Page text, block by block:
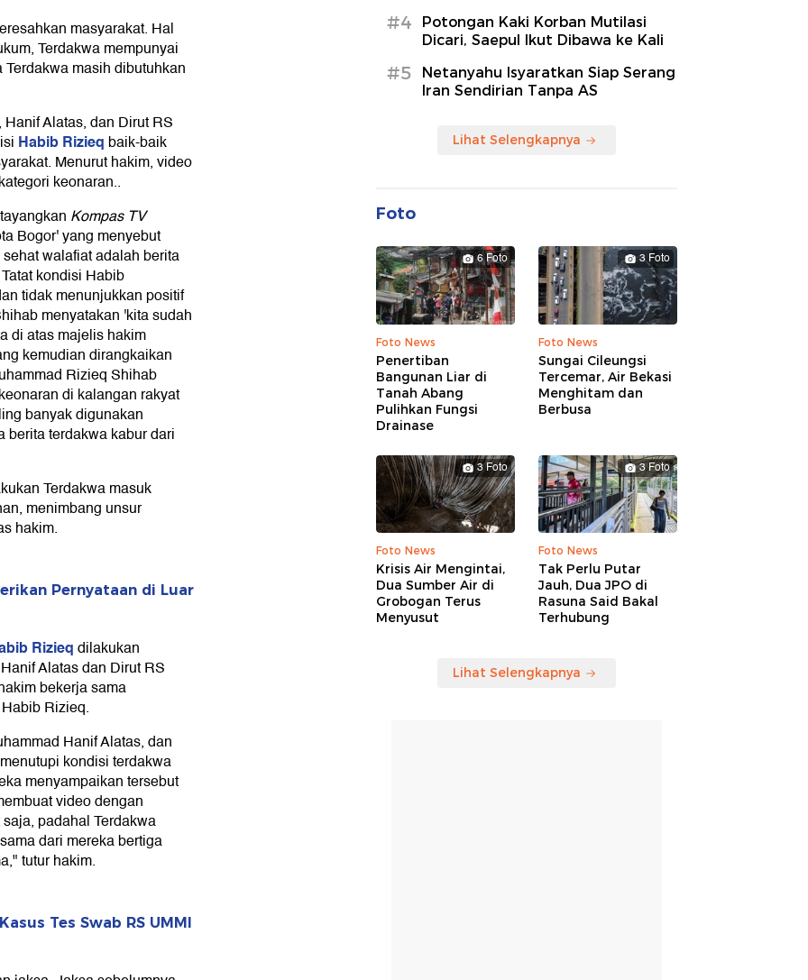
masyarakat. Hal
Terdakwa mempunyai
masih dibutuhkan
Alatas, dan Dirut RS
Habib Rizieq baik-baik
Menurut hakim, video
keonaran..
Kompas TV
Bogor' yang menyebut
walafiat adalah berita
kondisi Habib
tidak menunjukkan positif
menyatakan 'kita sudah
di atas majelis hakim
kemudian dirangkaikan
Rizieq Shihab
di kalangan rakyat
banyak digunakan
berita terdakwa kabur dari
Terdakwa masuk
menimbang unsur
hakim.
Pernyataan di Luar
Rizieqdilakukan
Alatas dan Dirut RS
bekerja sama
Rizieq.
Hanif Alatas, dan
kondisi terdakwa
menyampaikan tersebut
video dengan
padahal Terdakwa
dari mereka bertiga
tutur hakim.
Tes Swab RS UMMI
#4
Potongan Kaki Korban Mutilasi
Dicari, Saepul Ikut Dibawa ke Kali
#5
Netanyahu Isyaratkan Siap Serang
Iran Sendirian Tanpa AS
Lihat Selengkapnya
Foto
6 Foto
Foto News
Penertiban
Bangunan Liar di
Tanah Abang
Pulihkan Fungsi
Drainase
3 Foto
Foto News
Sungai Cileungsi
Tercemar, Air Bekasi
Menghitam dan
Berbusa
3 Foto
Foto News
Krisis Air Mengintai,
Dua Sumber Air di
Grobogan Terus
Menyusut
3 Foto
Foto News
Tak Perlu Putar
Jauh, Dua JPO di
Rasuna Said Bakal
Terhubung
Lihat Selengkapnya